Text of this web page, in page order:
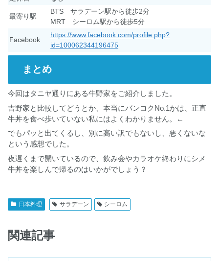
最寄り駅
BTS サラデーン駅から徒歩2分
MRT シーロム駅から徒歩5分
Facebook
https://www.facebook.com/profile.php?
id=100062344196475
まとめ
今回はタニヤ通りにある牛野家をご紹介しました。
吉野家と比較してどうとか、本当にバンコクNo.1かは、正直
牛丼を食べ歩いていない私にはよくわかりません。←
でもパッと出てくるし、別に高い訳でもないし、悪くないな
という感想でした。
夜遅くまで開いているので、飲み会やカラオケ終わりにシメ
牛丼を楽しんで帰るのはいかがでしょう？
日本料理 サラデーン シーロム
関連記事